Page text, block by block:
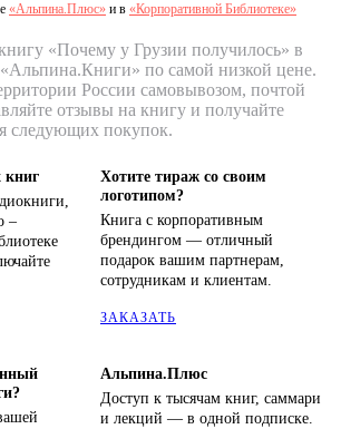
«Альпина.Плюс» и в «Корпоративной Библиотеке»
«Почему у Грузии получилось» в
по самой низкой цене.
России самовывозом, почтой
отзывы на книгу и получайте
следующих покупок.
книг
–
Хотите тираж со своим
логотипом?
Книга с корпоративным
брендингом — отличный
подарок вашим партнерам,
сотрудникам и клиентам.
ЗАКАЗАТЬ
Альпина.Плюс
Доступ к тысячам книг, саммари
и лекций — в одной подписке.